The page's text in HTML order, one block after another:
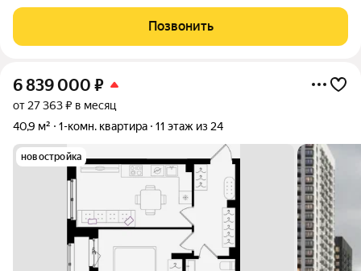
Позвонить
6 839 000 ₽
от 27 363 ₽ в месяц
40,9 м²
1-комн. квартира 11 этаж из 24
новостройка